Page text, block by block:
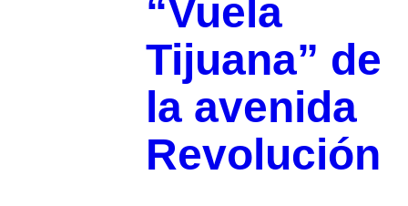
“Vuela
Tijuana” de
la avenida
Revolución